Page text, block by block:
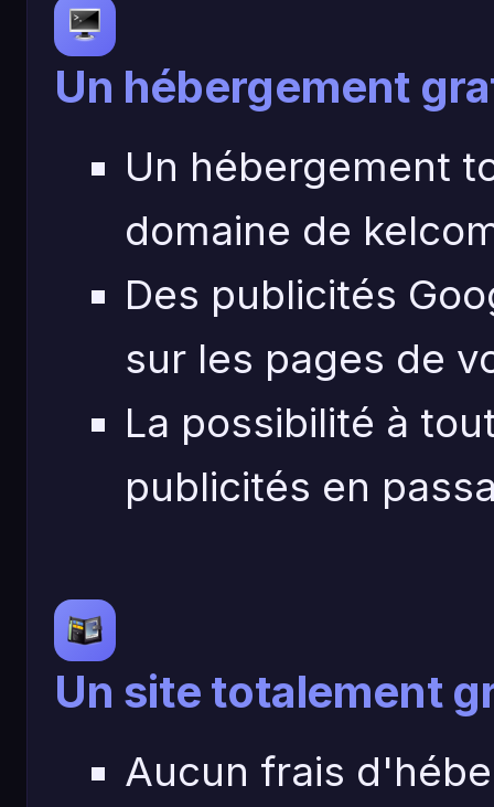
Un hébergement
Un hébergement
domaine de
Des publicités
sur les pages de
La possibilité à
publicités en
Un site totalement
Aucun frais